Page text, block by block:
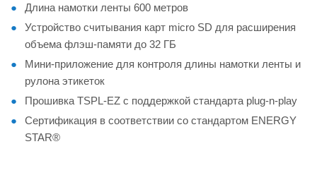
Длина намотки ленты 600 метров
Устройство считывания карт micro SD для расширения
объема флэш-памяти до 32 ГБ
Мини-приложение для контроля длины намотки ленты и
рулона этикеток
Прошивка TSPL-EZ с поддержкой стандарта plug-n-play
Сертификация в соответствии со стандартом ENERGY
STAR®